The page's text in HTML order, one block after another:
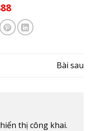
Bài sau
thị công khai.